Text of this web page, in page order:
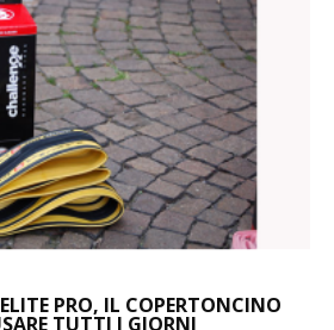
PRO, IL COPERTONCINO
TUTTI I GIORNI